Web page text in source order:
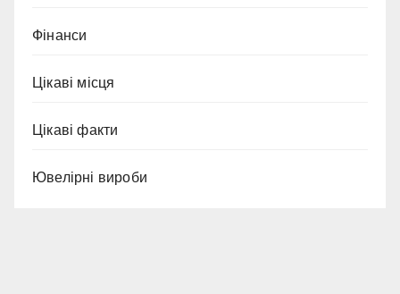
Фінанси
Цікаві місця
Цікаві факти
Ювелірні вироби